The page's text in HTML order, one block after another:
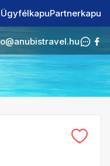
ÜgyfélkapuPartnerkapu